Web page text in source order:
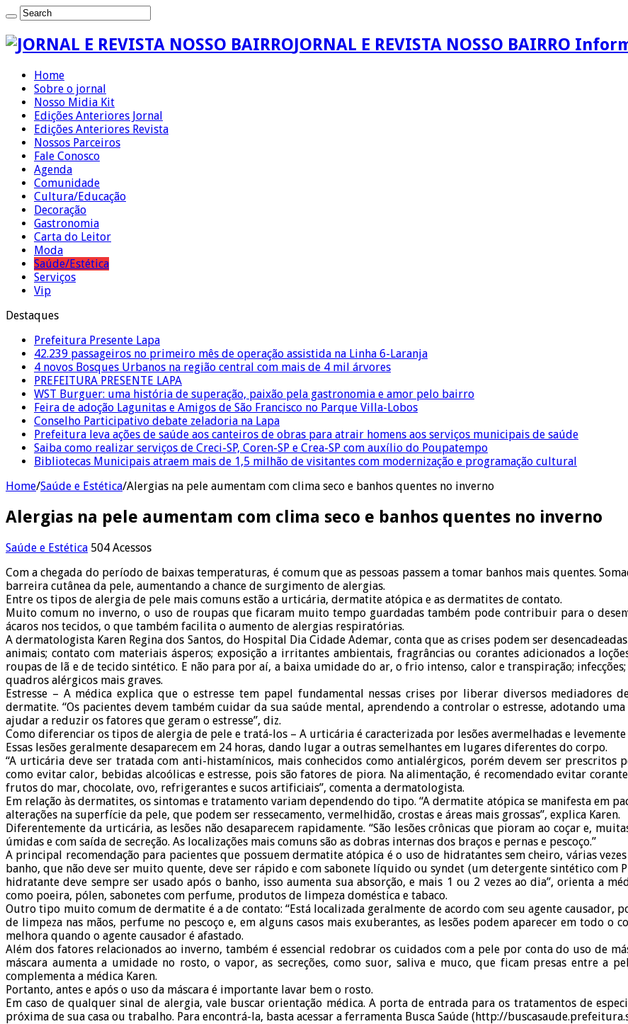
JORNAL E REVISTA NOSSO BAIRRO
Home
Sobre o jornal
Nosso Midia Kit
Edições Anteriores Jornal
Edições Anteriores Revista
Nossos Parceiros
Fale Conosco
Agenda
Comunidade
Cultura/Educação
Decoração
Gastronomia
Carta do Leitor
Moda
Saúde/Estética
Serviços
Vip
Destaques
Prefeitura Presente Lapa
42.239 passageiros no primeiro mês de operação assistida na Linha 6-Laranja
4 novos Bosques Urbanos na região central com mais de 4 mil árvores
PREFEITURA PRESENTE LAPA
WST Burguer: uma história de superação, paixão pela gastronomia e amor pelo bairro
Feira de adoção Lagunitas e Amigos de São Francisco no Parque Villa-Lobos
Conselho Participativo debate zeladoria na Lapa
Prefeitura leva ações de saúde aos canteiros de obras para atrair homens aos serviços municipais de saúde
Saiba como realizar serviços de Creci-SP, Coren-SP e Crea-SP com auxílio do Poupatempo
Bibliotecas Municipais atraem mais de 1,5 milhão de visitantes com modernização e programação cultural
Home/Saúde e Estética/Alergias na pele aumentam com clima seco e banhos quentes no inverno
Alergias na pele aumentam com clima seco e banhos quentes no inverno
Saúde e Estética 504 Acessos
Com a chegada do período de baixas temperaturas, é comum que as pessoas passem a tomar banhos mais quentes.
barreira cutânea da pele, aumentando a chance de surgimento de alergias.
Entre os tipos de alergia de pele mais comuns estão a urticária, dermatite atópica e as dermatites de contato.
Muito comum no inverno, o uso de roupas que ficaram muito tempo guardadas também pode contribuir para o
ácaros nos tecidos, o que também facilita o aumento de alergias respiratórias.
A dermatologista Karen Regina dos Santos, do Hospital Dia Cidade Ademar, conta que as crises podem ser
animais; contato com materiais ásperos; exposição a irritantes ambientais, fragrâncias ou corantes adicionados a
roupas de lã e de tecido sintético. E não para por aí, a baixa umidade do ar, o frio intenso, calor e transpiração;
quadros alérgicos mais graves.
Estresse – A médica explica que o estresse tem papel fundamental nessas crises por liberar diversos mediadores
dermatite. “Os pacientes devem também cuidar da sua saúde mental, aprendendo a controlar o estresse, adotando
ajudar a reduzir os fatores que geram o estresse”, diz.
Como diferenciar os tipos de alergia de pele e tratá-los – A urticária é caracterizada por lesões avermelhadas e
Essas lesões geralmente desaparecem em 24 horas, dando lugar a outras semelhantes em lugares diferentes do corpo.
“A urticária deve ser tratada com anti-histamínicos, mais conhecidos como antialérgicos, porém devem ser prescritos
como evitar calor, bebidas alcoólicas e estresse, pois são fatores de piora. Na alimentação, é recomendado evitar
frutos do mar, chocolate, ovo, refrigerantes e sucos artificiais”, comenta a dermatologista.
Em relação às dermatites, os sintomas e tratamento variam dependendo do tipo. “A dermatite atópica se manifesta em
alterações na superfície da pele, que podem ser ressecamento, vermelhidão, crostas e áreas mais grossas”, explica Karen.
Diferentemente da urticária, as lesões não desaparecem rapidamente. “São lesões crônicas que pioram ao coçar e,
úmidas e com saída de secreção. As localizações mais comuns são as dobras internas dos braços e pernas e pescoço.”
A principal recomendação para pacientes que possuem dermatite atópica é o uso de hidratantes sem cheiro, várias
banho, que não deve ser muito quente, deve ser rápido e com sabonete líquido ou syndet (um detergente sintético com
hidratante deve sempre ser usado após o banho, isso aumenta sua absorção, e mais 1 ou 2 vezes ao dia”, orienta a
como poeira, pólen, sabonetes com perfume, produtos de limpeza doméstica e tabaco.
Outro tipo muito comum de dermatite é a de contato: “Está localizada geralmente de acordo com seu agente causador,
de limpeza nas mãos, perfume no pescoço e, em alguns casos mais exuberantes, as lesões podem aparecer em todo
melhora quando o agente causador é afastado.
Além dos fatores relacionados ao inverno, também é essencial redobrar os cuidados com a pele por conta do uso de
máscara aumenta a umidade no rosto, o vapor, as secreções, como suor, saliva e muco, que ficam presas entre a
complementa a médica Karen.
Portanto, antes e após o uso da máscara é importante lavar bem o rosto.
Em caso de qualquer sinal de alergia, vale buscar orientação médica. A porta de entrada para os tratamentos de
próxima de sua casa ou trabalho. Para encontrá-la, basta acessar a ferramenta Busca Saúde (http://